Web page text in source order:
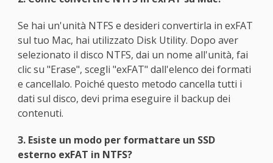
Se hai un'unità NTFS e desideri convertirla in exFAT
sul tuo Mac, hai utilizzato Disk Utility. Dopo aver
selezionato il disco NTFS, dai un nome all'unità, fai
clic su "Erase", scegli "exFAT" dall'elenco dei formati
e cancellalo. Poiché questo metodo cancella tutti i
dati sul disco, devi prima eseguire il backup dei
contenuti.
3. Esiste un modo per formattare un SSD
esterno exFAT in NTFS?